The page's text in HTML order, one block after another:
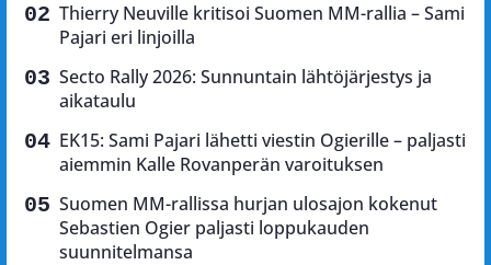
Thierry Neuville kritisoi Suomen MM-rallia – Sami
Pajari eri linjoilla
Secto Rally 2026: Sunnuntain lähtöjärjestys ja
aikataulu
EK15: Sami Pajari lähetti viestin Ogierille – paljasti
aiemmin Kalle Rovanperän varoituksen
Suomen MM-rallissa hurjan ulosajon kokenut
Sebastien Ogier paljasti loppukauden
suunnitelmansa